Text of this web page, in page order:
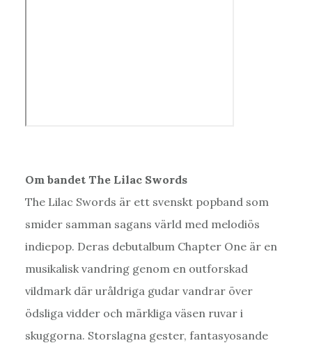
Om bandet The Lilac Swords
The Lilac Swords är ett svenskt popband som
smider samman sagans värld med melodiös
indiepop. Deras debutalbum Chapter One är en
musikalisk vandring genom en outforskad
vildmark där uråldriga gudar vandrar över
ödsliga vidder och märkliga väsen ruvar i
skuggorna. Storslagna gester, fantasyosande